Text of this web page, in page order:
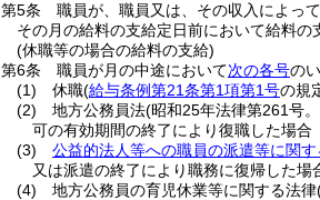
第5条
職員が、職員又は、その収入によっ
その月の給料の支給定日前において給料の
(休職等の場合の給料の支給)
第6条
職員が月の中途において次の各号の
(1)
休職(給与条例第21条第1項第1号の規
(2)
地方公務員法(昭和25年法律第261号
可の有効期間の終了により復職した場合
(3)
公益的法人等への職員の派遣等に関す
又は派遣の終了により職務に復帰した場
(4)
地方公務員の育児休業等に関する法律